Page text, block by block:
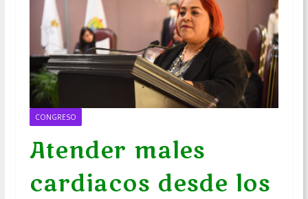
CONGRESO
Atender males
cardiacos desde los